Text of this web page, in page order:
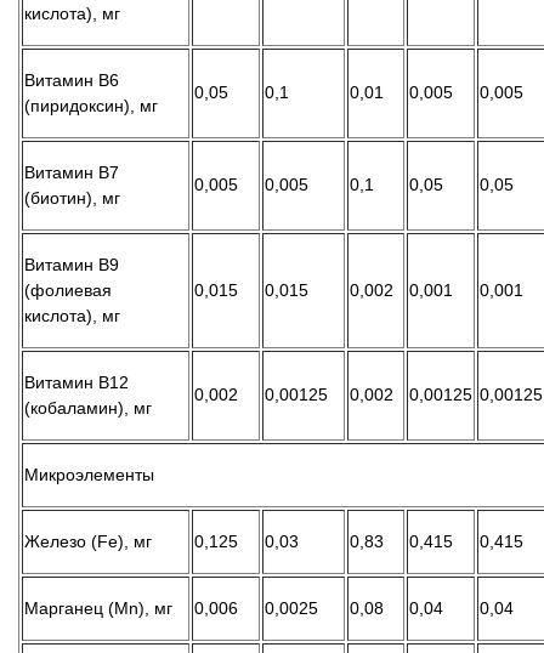
кислота), мг
Витамин В6
(пиридоксин), мг
0,05 0,1 0,01 0,005 0,005
Витамин В7
(биотин), мг
0,005 0,005 0,1 0,05 0,05
Витамин В9
(фолиевая
кислота), мг
0,015 0,015 0,002 0,001 0,001
Витамин В12
(кобаламин), мг
0,002 0,00125 0,002 0,00125 0,00125
Микроэлементы
Железо (Fe), мг 0,125 0,03 0,83 0,415 0,415
Марганец (Mn), мг 0,006 0,0025 0,08 0,04 0,04